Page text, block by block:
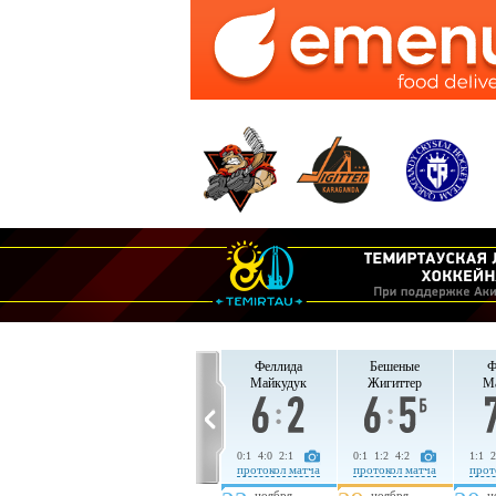
Феллида
Майкудук
0:1 4:0 2:1
протокол матча
Бешеные
Жигиттер
0:1 1:2 4:2
протокол матча
1:1